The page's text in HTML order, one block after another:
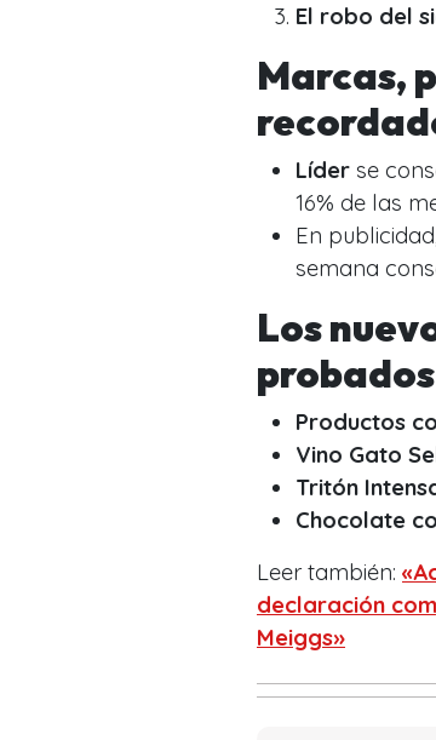
El robo del
Marcas,
Líder se
16% de las
En publicidad,
semana
Los
probados
Productos
Vino Gato
Tritón
Chocolate
Leer también:
declaración
Meiggs»